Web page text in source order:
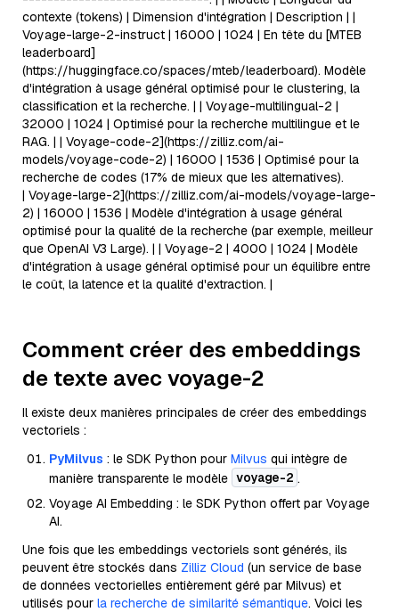
contexte (tokens) | Dimension d'intégration | Description | |
Voyage-large-2-instruct | 16000 | 1024 | En tête du [MTEB
leaderboard]
(https://huggingface.co/spaces/mteb/leaderboard). Modèle
d'intégration à usage général optimisé pour le clustering, la
classification et la recherche. | | Voyage-multilingual-2 |
32000 | 1024 | Optimisé pour la recherche multilingue et le
RAG. | | Voyage-code-2](https://zilliz.com/ai-
models/voyage-code-2) | 16000 | 1536 | Optimisé pour la
recherche de codes (17% de mieux que les alternatives).
| Voyage-large-2](https://zilliz.com/ai-models/voyage-large-
2) | 16000 | 1536 | Modèle d'intégration à usage général
optimisé pour la qualité de la recherche (par exemple, meilleur
que OpenAI V3 Large). | | Voyage-2 | 4000 | 1024 | Modèle
d'intégration à usage général optimisé pour un équilibre entre
le coût, la latence et la qualité d'extraction. |
Comment créer des embeddings
de texte avec voyage-2
Il existe deux manières principales de créer des embeddings
vectoriels :
PyMilvus : le SDK Python pour Milvus qui intègre de
manière transparente le modèle voyage-2 .
Voyage AI Embedding : le SDK Python offert par Voyage
AI.
Une fois que les embeddings vectoriels sont générés, ils
peuvent être stockés dans Zilliz Cloud (un service de base
de données vectorielles entièrement géré par Milvus) et
utilisés pour la recherche de similarité sémantique. Voici les